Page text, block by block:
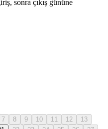
sonra çıkış gününe
7 8 9 10 11 12
13